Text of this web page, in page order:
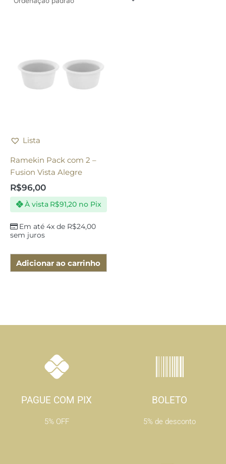
Lista
Ramekin Pack com 2 –
Fusion Vista Alegre
R$96,00
Em até 4x de R$24,00
sem juros
À vista R$91,20 no Pix
Adicionar ao carrinho
PAGUE COM PIX
5% OFF
BOLETO
5% de desconto